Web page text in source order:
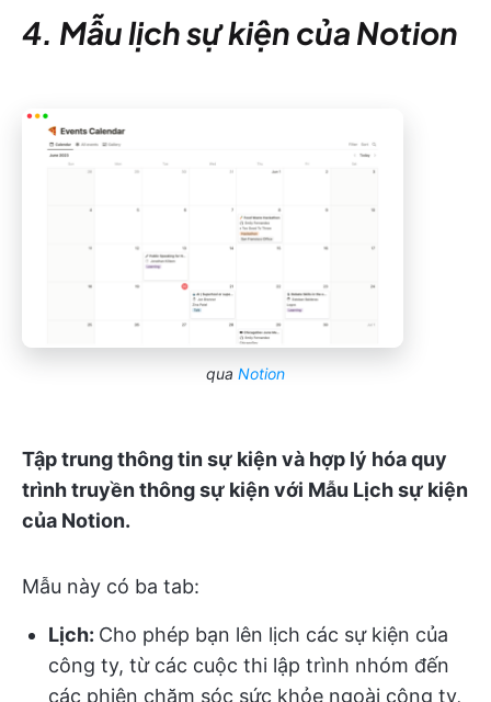
4. Mẫu lịch sự kiện của Notion
qua Notion
Tập trung thông tin sự kiện và hợp lý hóa quy
trình truyền thông sự kiện với Mẫu Lịch sự kiện
của Notion.
Mẫu này có ba tab:
Lịch: Cho phép bạn lên lịch các sự kiện của
công ty, từ các cuộc thi lập trình nhóm đến
các phiên chăm sóc sức khỏe ngoài công ty,